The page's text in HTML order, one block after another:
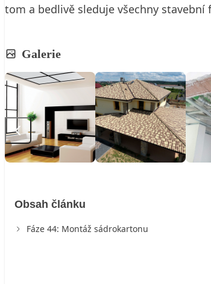
tom a bedlivě sleduje všechny
Galerie
Obsah článku
Fáze 44: Montáž sádrokartonu